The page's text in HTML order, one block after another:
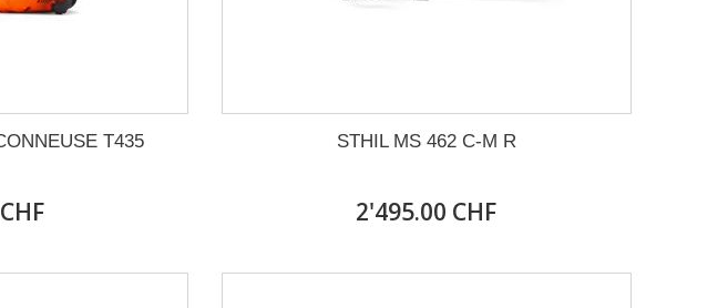
T435 STHIL MS 462 C-M R
2'495.00 CHF